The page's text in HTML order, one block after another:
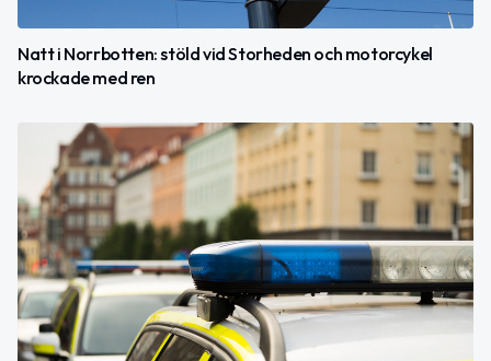
Natt i Norrbotten: stöld vid Storheden och motorcykel
krockade med ren